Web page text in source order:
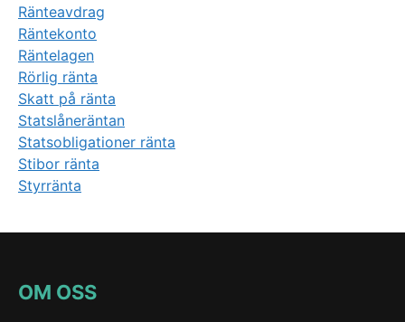
Ränteavdrag
Räntekonto
Räntelagen
Rörlig ränta
Skatt på ränta
Statslåneräntan
Statsobligationer ränta
Stibor ränta
Styrränta
OM OSS